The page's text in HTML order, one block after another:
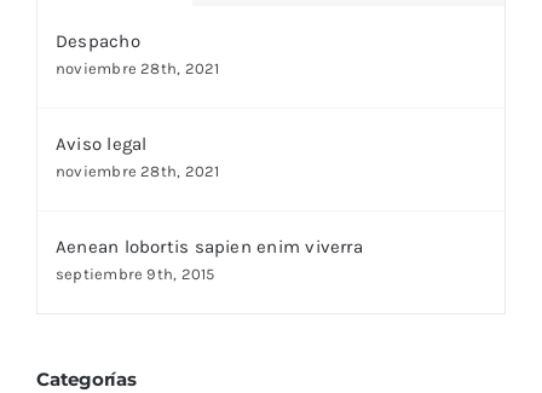
Despacho
noviembre 28th, 2021
Aviso legal
noviembre 28th, 2021
Aenean lobortis sapien enim viverra
septiembre 9th, 2015
Categorías